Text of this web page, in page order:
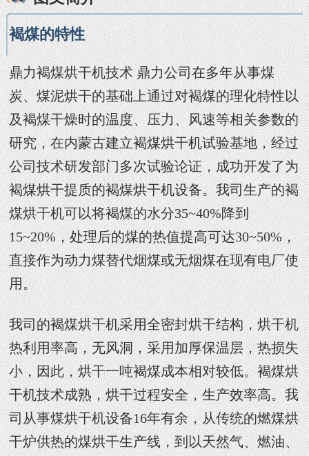
褐煤的特性
鼎力褐煤烘干机技术 鼎力公司在多年从事煤
炭、煤泥烘干的基础上通过对褐煤的理化特性以
及褐煤干燥时的温度、压力、风速等相关参数的
研究，在内蒙古建立褐煤烘干机试验基地，经过
公司技术研发部门多次试验论证，成功开发了为
褐煤烘干提质的褐煤烘干机设备。我司生产的褐
煤烘干机可以将褐煤的水分35~40%降到
15~20%，处理后的煤的热值提高可达30~50%，
直接作为动力煤替代烟煤或无烟煤在现有电厂使
用。
我司的褐煤烘干机采用全密封烘干结构，烘干机
热利用率高，无风洞，采用加厚保温层，热损失
小，因此，烘干一吨褐煤成本相对较低。褐煤烘
干机技术成熟，烘干过程安全，生产效率高。我
司从事煤烘干机设备16年有余，从传统的燃煤烘
干炉供热的煤烘干生产线，到以天然气、燃油、